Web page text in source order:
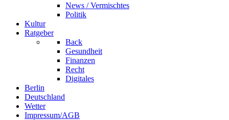
News / Vermischtes
Politik
Kultur
Ratgeber
Back
Gesundheit
Finanzen
Recht
Digitales
Berlin
Deutschland
Wetter
Impressum/AGB